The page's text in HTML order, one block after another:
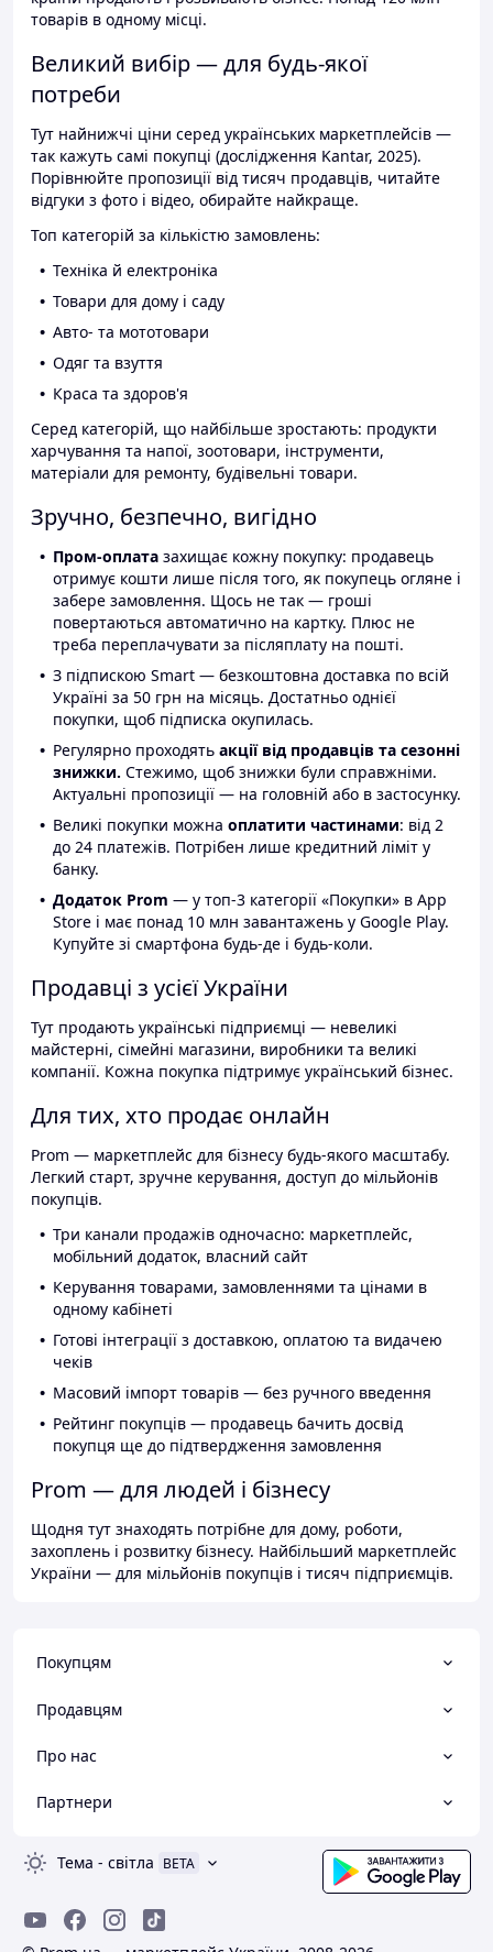
товарів в одному місці.
Великий вибір — для будь-якої
потреби
Тут найнижчі ціни серед українських маркетплейсів —
так кажуть самі покупці (дослідження Kantar, 2025).
Порівнюйте пропозиції від тисяч продавців, читайте
відгуки з фото і відео, обирайте найкраще.
Топ категорій за кількістю замовлень:
Техніка й електроніка
Товари для дому і саду
Авто- та мототовари
Одяг та взуття
Краса та здоров'я
Серед категорій, що найбільше зростають: продукти
харчування та напої, зоотовари, інструменти,
матеріали для ремонту, будівельні товари.
Зручно, безпечно, вигідно
Пром-оплата захищає кожну покупку: продавець
отримує кошти лише після того, як покупець огляне і
забере замовлення. Щось не так — гроші
повертаються автоматично на картку. Плюс не
треба переплачувати за післяплату на пошті.
З підпискою Smart — безкоштовна доставка по всій
Україні за 50 грн на місяць. Достатньо однієї
покупки, щоб підписка окупилась.
Регулярно проходять акції від продавців та сезонні
знижки. Стежимо, щоб знижки були справжніми.
Актуальні пропозиції — на головній або в застосунку.
Великі покупки можна оплатити частинами: від 2
до 24 платежів. Потрібен лише кредитний ліміт у
банку.
Додаток Prom — у топ-3 категорії «Покупки» в App
Store і має понад 10 млн завантажень у Google Play.
Купуйте зі смартфона будь-де і будь-коли.
Продавці з усієї України
Тут продають українські підприємці — невеликі
майстерні, сімейні магазини, виробники та великі
компанії. Кожна покупка підтримує український бізнес.
Для тих, хто продає онлайн
Prom — маркетплейс для бізнесу будь-якого масштабу.
Легкий старт, зручне керування, доступ до мільйонів
покупців.
Три канали продажів одночасно: маркетплейс,
мобільний додаток, власний сайт
Керування товарами, замовленнями та цінами в
одному кабінеті
Готові інтеграції з доставкою, оплатою та видачею
чеків
Масовий імпорт товарів — без ручного введення
Рейтинг покупців — продавець бачить досвід
покупця ще до підтвердження замовлення
Prom — для людей і бізнесу
Щодня тут знаходять потрібне для дому, роботи,
захоплень і розвитку бізнесу. Найбільший маркетплейс
України — для мільйонів покупців і тисяч підприємців.
Покупцям
Продавцям
Про нас
Партнери
Тема - світла BETA